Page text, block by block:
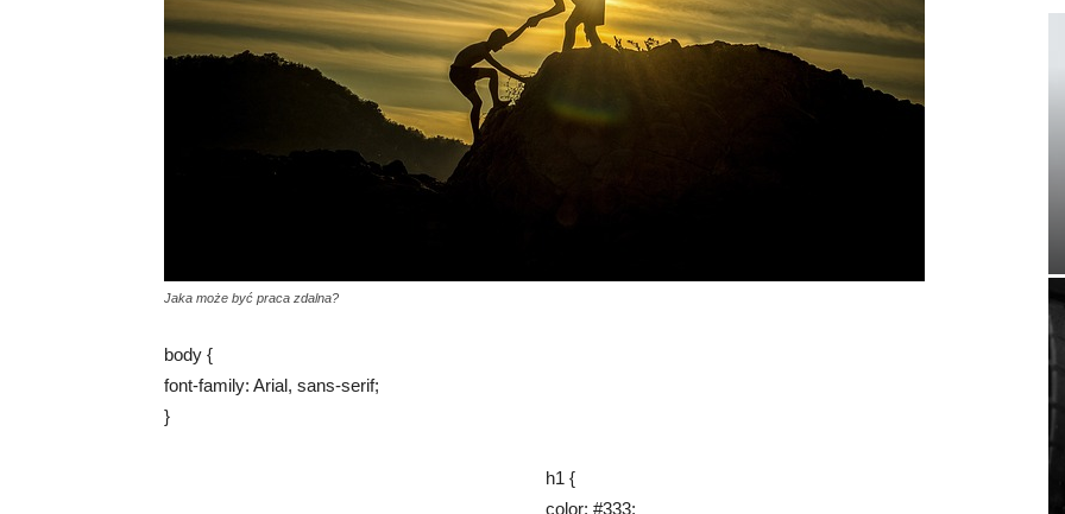
Jaka może być praca zdalna?
body {
font-family: Arial, sans-serif;
}
h1 {
color: #333;